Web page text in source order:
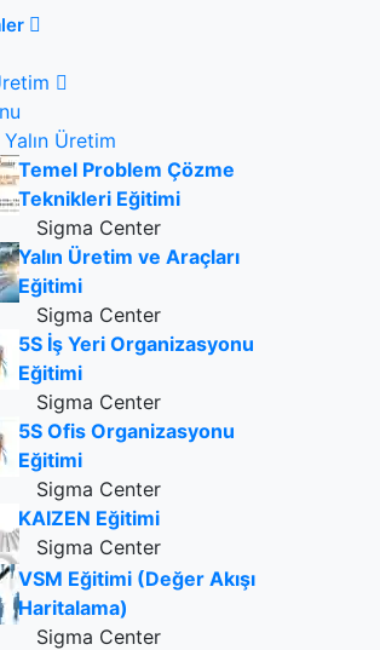
Yalın Üretim
Temel Problem Çözme
Teknikleri Eğitimi
Sigma Center
Yalın Üretim ve Araçları
Eğitimi
Sigma Center
5S İş Yeri Organizasyonu
Eğitimi
Sigma Center
5S Ofis Organizasyonu
Eğitimi
Sigma Center
KAIZEN Eğitimi
Sigma Center
VSM Eğitimi (Değer Akışı
Haritalama)
Sigma Center